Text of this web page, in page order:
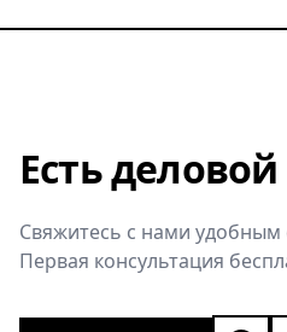
Есть
Свяжитесь с нами удобным
Первая консультация